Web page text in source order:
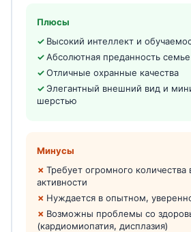
Плюсы
Высокий интеллект и
Абсолютная преданность семье
Отличные охранные качества
Элегантный внешний вид и
шерстью
Минусы
Требует огромного количества
активности
Нуждается в опытном,
Возможны проблемы со
(кардиомиопатия, дисплазия)